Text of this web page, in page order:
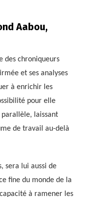
Aabou,
des chroniqueurs
et ses analyses
à enrichir les
pour elle
parallèle, laissant
de travail au-delà
sera lui aussi de
fine du monde de la
à ramener les